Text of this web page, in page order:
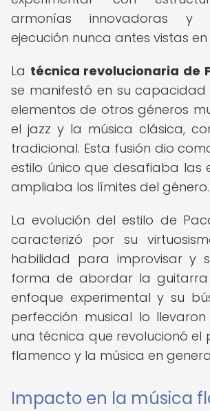
armonías innovadoras y
ejecución nunca antes vistas
La técnica revolucionaria de
se manifestó en su
elementos de otros géneros
el jazz y la música clásica,
tradicional. Esta fusión dio
estilo único que desafiaba las
ampliaba los límites del género.
La evolución del estilo de
caracterizó por su
habilidad para improvisar y
forma de abordar la guitarra
enfoque experimental y su
perfección musical lo
una técnica que revolucionó
flamenco y la música en
Impacto en la música